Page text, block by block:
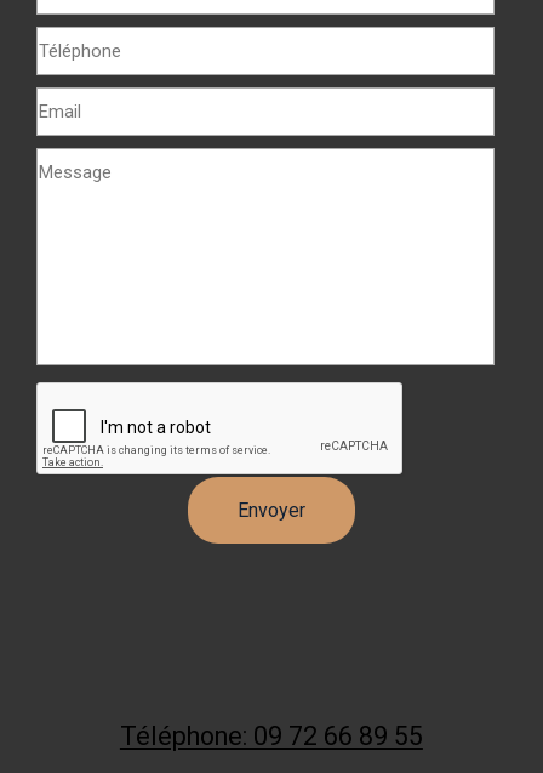
Téléphone: 09 72 66 89 55